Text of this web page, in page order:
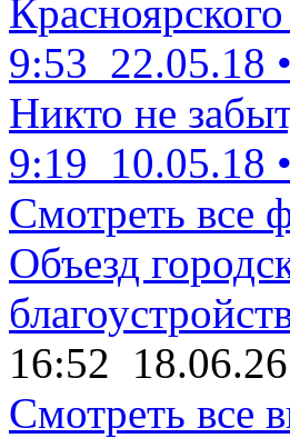
9:53 22.05.18 •
Никто не
9:19 10.05.18 •
Смотреть все
Объезд
16:52 18.06.26
Смотреть все